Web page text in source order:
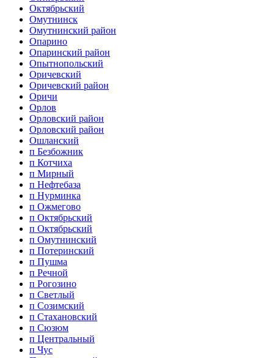
Октябрьский
Омутнинск
Омутнинский район
Опарино
Опаринский район
Опытнопольский
Оричевский
Оричевский район
Оричи
Орлов
Орловский район
Орловский район
Ошланский
п Безбожник
п Котчиха
п Мирный
п Нефтебаза
п Нурминка
п Ожмегово
п Октябрьский
п Октябрьский
п Омутнинский
п Потеринский
п Пушма
п Речной
п Рогозино
п Светлый
п Созимский
п Стахановский
п Сюзюм
п Центральный
п Чус